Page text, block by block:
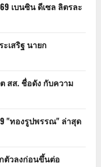
เบนซิน ดีเซล ลิตรละ
เสริฐ นายก
สส. ชื่อดัง กับความ
"ทองรูปพรรณ" ล่าสุด
ตัวลงก่อนขึ้นต่อ